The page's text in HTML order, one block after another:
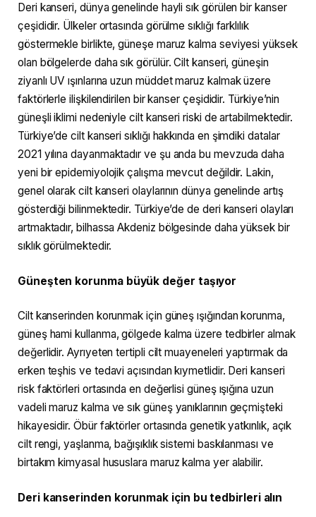
Deri kanseri, dünya genelinde hayli sık görülen bir kanser
çeşididir. Ülkeler ortasında görülme sıklığı farklılık
göstermekle birlikte, güneşe maruz kalma seviyesi yüksek
olan bölgelerde daha sık görülür. Cilt kanseri, güneşin
ziyanlı UV ışınlarına uzun müddet maruz kalmak üzere
faktörlerle ilişkilendirilen bir kanser çeşididir. Türkiye’nin
güneşli iklimi nedeniyle cilt kanseri riski de artabilmektedir.
Türkiye’de cilt kanseri sıklığı hakkında en şimdiki datalar
2021 yılına dayanmaktadır ve şu anda bu mevzuda daha
yeni bir epidemiyolojik çalışma mevcut değildir. Lakin,
genel olarak cilt kanseri olaylarının dünya genelinde artış
gösterdiği bilinmektedir. Türkiye’de de deri kanseri olayları
artmaktadır, bilhassa Akdeniz bölgesinde daha yüksek bir
sıklık görülmektedir.
Güneşten korunma büyük değer taşıyor
Cilt kanserinden korunmak için güneş ışığından korunma,
güneş hami kullanma, gölgede kalma üzere tedbirler almak
değerlidir. Ayrıyeten tertipli cilt muayeneleri yaptırmak da
erken teşhis ve tedavi açısından kıymetlidir. Deri kanseri
risk faktörleri ortasında en değerlisi güneş ışığına uzun
vadeli maruz kalma ve sık güneş yanıklarının geçmişteki
hikayesidir. Öbür faktörler ortasında genetik yatkınlık, açık
cilt rengi, yaşlanma, bağışıklık sistemi baskılanması ve
birtakım kimyasal hususlara maruz kalma yer alabilir.
Deri kanserinden korunmak için bu tedbirleri alın